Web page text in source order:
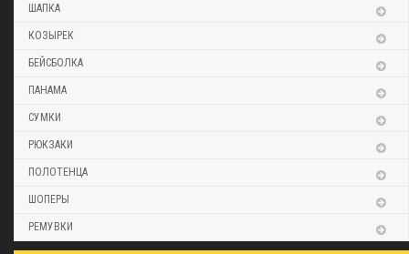
ШАПКА
КОЗЫРЕК
БЕЙСБОЛКА
ПАНАМА
СУМКИ
РЮКЗАКИ
ПОЛОТЕНЦА
ШОПЕРЫ
РЕМУВКИ